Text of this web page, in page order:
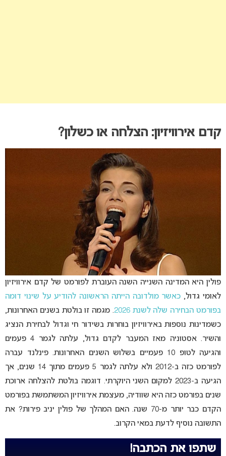
קדם אירוויזיון: הצלחה או כשלון?
פולין היא המדינה השנייה השנה העוברת לפורמט של קדם אירוויזיון
לאומי גדול, כאשר מולדובה הייתה הראשונה להודיע על שינוי דומה
בפורמט הבחירה שלה לשנת 2026
. מגמה זו בולטת בשנים האחרונות,
כשמדינות נוספות באירוויזיון בוחרות בשידור חי וגדול לבחירת הנציג
והשיר. אסטוניה מאז המעבר לקדם גדול, עלתה לגמר 4 פעמים
והגיעה לטופ 10 פעמיים בשלוש השנים האחרונות. פינלנד עברה
לפורמט כזה ב-2012 ולא עלתה לגמר 5 פעמים מתוך 14 שנים, אך
הגיעה ב-2023 למקום השני היוקרתי. דוגמה בולטת להצלחה ארוכת
שנים בפורמט כזה היא שוודיה, מעצמת אירוויזיון המשתמשת בפורמט
הקדם כבר יותר מ-70 שנה. האם המהלך של פולין יניב פירות? את
התשובה נוסיף לדעת במאי הקרוב.
שתפו את הכתבה!